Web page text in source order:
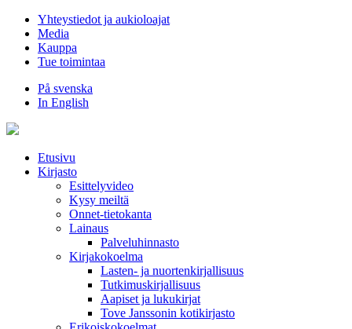
Hyppää
sisältöön
Yhteystiedot ja aukioloajat
Media
Kauppa
Tue toimintaa
På svenska
In English
Etusivu
Kirjasto
Esittelyvideo
Kysy meiltä
Onnet-tietokanta
Lainaus
Palveluhinnasto
Kirjakokoelma
Lasten- ja nuortenkirjallisuus
Tutkimuskirjallisuus
Aapiset ja lukukirjat
Tove Janssonin kotikirjasto